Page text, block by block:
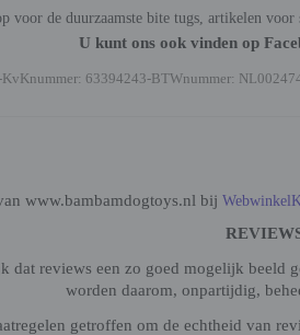
voor de duurzaamste bite tugs, artikelen
U kunt ons ook vinden op
KvKnummer: 63394243-BTWnummer:
www.bambamdogtoys.nl bij
dat reviews een zo goed mogelijk beeld
worden daarom, onpartijdig,
getroffen om de echtheid van